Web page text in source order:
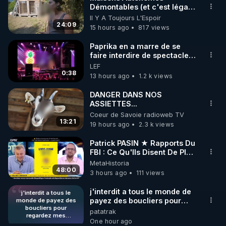
🌱 INSTAGRAM
https://www.instagram.com/rdlr_thierrycasasnovas/
http://rgnr.li/instagram
🌱 LA NEWSLETTER
Pour ne pas rater l’actualité RGNR (stages,
http://rgnr.li/news
🌱 VIDÉOS NON CENSURÉES SUR ODYSEE
Toutes les vidéos Youtube sont aussi sur la
http://rgnr.li/odysee
🌱 LES STAGES EN PRÉSENTIEL
http://rgnr.li/stages
24:09
Démontables (et c'est légal).
Visite éco village en
Bretagne
Il Y A Toujours L'Espoir
15 hours ago
817 views
0:38
Paprika en a marre de se
faire interdire de spectacle.
Elle décide donc de devenir
DJ !
LEF
13 hours ago
1.2 k views
13:21
DANGER DANS NOS
ASSIETTES...
Coeur de Savoie radioweb TV
19 hours ago
2.3 k views
48:00
Patrick PASIN ★ Rapports Du
FBI : Ce Qu'Ils Disent De Plus
Grave Sur Hitler
MetaHistoria
3 hours ago
111 views
j'interdit a tous le
monde de payez des
boucliers pour
regardez mes
publications (gratuites)
j'interdit a tous le monde de
payez des boucliers pour
regardez mes publications
(gratuites) quand ils le désire
patatrak
One hour ago